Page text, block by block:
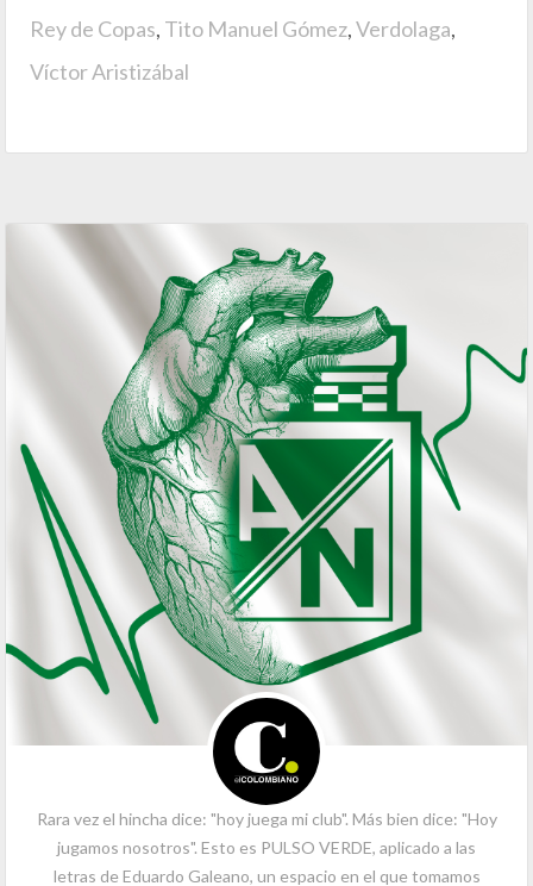
Rey de Copas, Tito Manuel Gómez,Verdolaga,
Víctor Aristizábal
Rara vez el hincha dice: "hoy juega mi club". Más bien dice: "Hoy
jugamos nosotros". Esto es PULSO VERDE, aplicado a las
letras de Eduardo Galeano, un espacio en el que tomamos